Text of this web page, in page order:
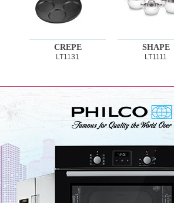
CREPE
LT1131
SHAPE
LT1111